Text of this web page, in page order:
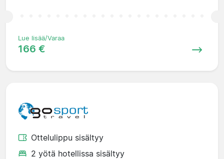
Lue lisää/Varaa
166 €
Ottelulippu sisältyy
2 yötä hotellissa sisältyy